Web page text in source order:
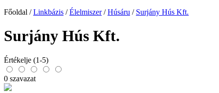
Főoldal /Linkbázis /Élelmiszer/Húsáru / Surjány Hús Kft.
Surjány Hús Kft.
Értékelje (1-5)
0 szavazat